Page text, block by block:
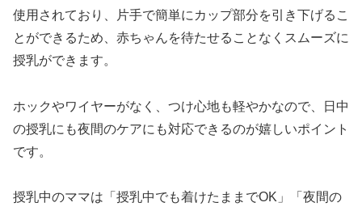
使用されており、片手で簡単にカップ部分を引き下げるこ
とができるため、赤ちゃんを待たせることなくスムーズに
授乳ができます。
ホックやワイヤーがなく、つけ心地も軽やかなので、日中
の授乳にも夜間のケアにも対応できるのが嬉しいポイント
です。
授乳中のママは「授乳中でも着けたままでOK」「夜間の